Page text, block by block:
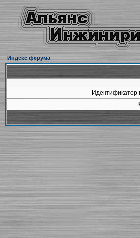
Индекс форума
Идентификатор